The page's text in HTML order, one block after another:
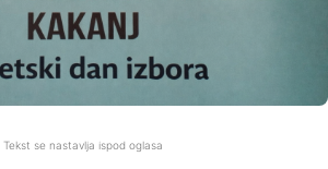
Tekst se nastavlja ispod oglasa